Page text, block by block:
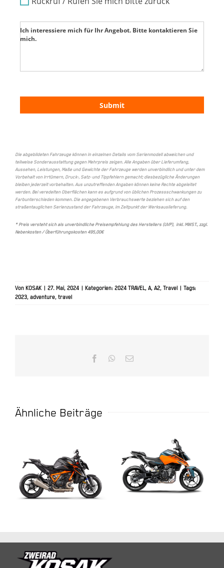
Ich interessiere mich für Ihr Angebot. Bitte kontaktieren Sie
mich.
Submit
Die abgebildeten Fahrzeuge können in einzelnen Details vom Serienmodell abweichen und
teilweise Sonderausstattung gegen Mehrpreis zeigen. Alle Angaben über Lieferumfang,
Aussehen, Leistungen, Maße und Gewichte der Fahrzeuge werden unverbindlich und unter dem
Vorbehalt von Irrtümern, Druck-, Satz- und Tippfehlern gemacht; diesbezügliche Änderungen
bleiben jederzeit vorbehalten. Aus unzutreffenden Angaben können keine Rechte abgeleitet
werden. Bei veredelten Oberflächen kann es aufgrund von üblichen Prozessschwankungen zu
Farbunterschieden kommen. Die angegebenen Verbrauchswerte beziehen sich auf den
straßentauglichen Serienzustand der Fahrzeuge, im Zeitpunkt der Werksauslieferung.
* Preis versteht sich als unverbindliche Preisempfehlung des Herstellers (UVP), inkl. MWST., zzgl.
Nebenkosten / Überführungskosten 495,00€
Von KOSAK 27. Mai, 2024 Kategorien: 2024 TRAVEL, A, A2, Travel
Tags:
2023, adventure, travel
FacebookWhatsApp
E-
Ähnliche Beiträge
2025 KTM 1390
SUPER DUKE R
EVO
2025 KTM 125
DUKE